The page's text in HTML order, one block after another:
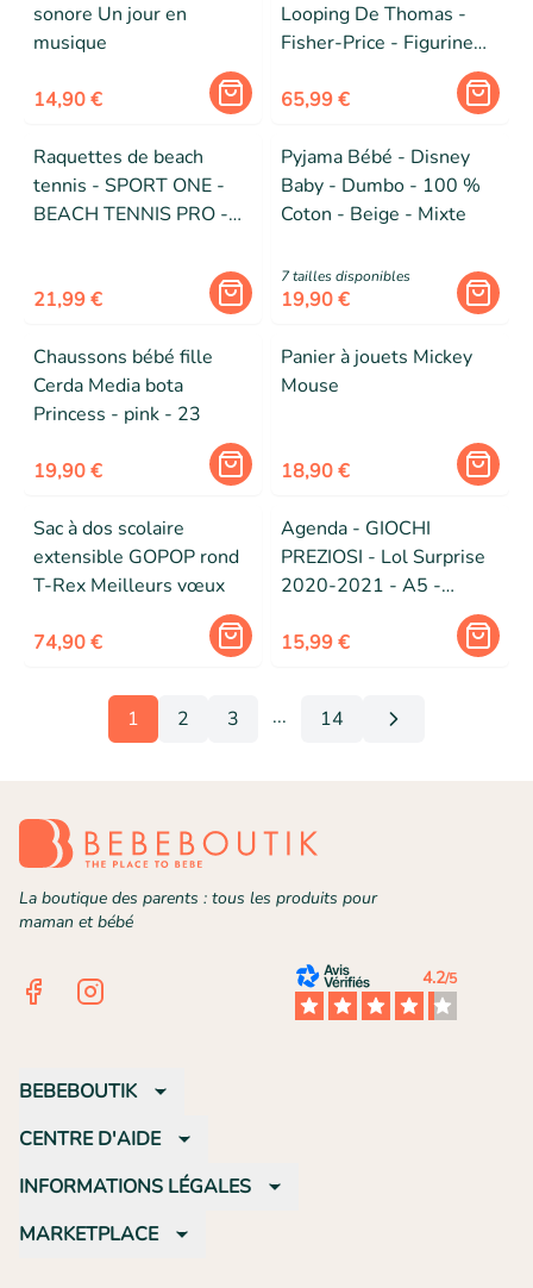
sonore Un jour en
musique
14,90 €
Looping De Thomas -
Fisher-Price - Figurine
65,99 €
Raquettes de beach
tennis - SPORT ONE -
BEACH TENNIS PRO -
21,99 €
Pyjama Bébé - Disney
Baby - Dumbo - 100 %
Coton - Beige - Mixte
7tailles disponibles
19,90 €
Chaussons bébé fille
Cerda Media bota
Princess - pink - 23
19,90 €
Panier à jouets Mickey
Mouse
18,90 €
Sac à dos scolaire
extensible GOPOP rond
T-Rex Meilleurs vœux
74,90 €
Agenda - GIOCHI
PREZIOSI - Lol Surprise
2020-2021 - A5 -
Couverture souple - 1
semaine sur 2 pages
15,99 €
1 2 3 ...More pages
14
La boutique des parents : tous les produits pour
maman et bébé
FacebookInstagram 4.2/5
BEBEBOUTIK
CENTRE D'AIDE
INFORMATIONS LÉGALES
MARKETPLACE